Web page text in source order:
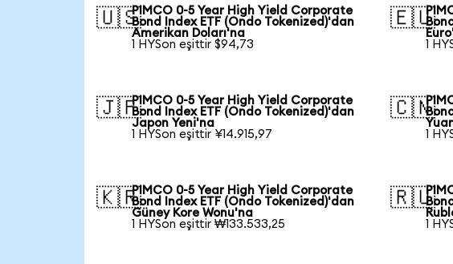
🇺🇸PIMCO 0-5 Year High Yield Corporate
Bond Index ETF (Ondo Tokenized)'dan
Amerikan Doları'na
1 HYSon eşittir $94,73
🇪🇺
1
🇯🇵PIMCO 0-5 Year High Yield Corporate
Bond Index ETF (Ondo Tokenized)'dan
Japon Yeni'na
1 HYSon eşittir ¥14.915,97
🇨🇳
1
🇰🇷PIMCO 0-5 Year High Yield Corporate
Bond Index ETF (Ondo Tokenized)'dan
Güney Kore Wonu'na
1 HYSon eşittir ₩133.533,25
🇷🇺
1